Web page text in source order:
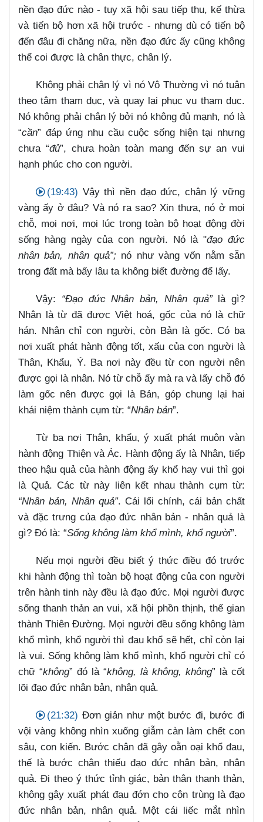
nền đạo đức nào - tuy xã hội sau tiếp thu, kế thừa
và tiến bộ hơn xã hội trước - nhưng dù có tiến bộ
đến đâu đi chăng nữa, nền đạo đức ấy cũng không
thể coi được là chân thực, chân lý.
Không phải chân lý vì nó Vô Thường vì nó tuân
theo tâm tham dục, và quay lại phục vụ tham dục.
Nó không phải chân lý bởi nó không đủ mạnh, nó là
“cần” đáp ứng nhu cầu cuộc sống hiện tại nhưng
chưa “đủ”, chưa hoàn toàn mang đến sự an vui
hạnh phúc cho con người.
(19:43) Vậy thì nền đạo đức, chân lý vững
vàng ấy ở đâu? Và nó ra sao? Xin thưa, nó ở mọi
chỗ, mọi nơi, mọi lúc trong toàn bộ hoạt động đời
sống hàng ngày của con người. Nó là "đạo đức
nhân bản, nhân quả”; nó như vàng vốn nằm sẵn
trong đất mà bấy lâu ta không biết đường để lấy.
Vậy: “Đạo đức Nhân bản, Nhân quả”là gì?
Nhân là từ đã được Việt hoá, gốc của nó là chữ
hán. Nhân chỉ con người, còn Bản là gốc. Có ba
nơi xuất phát hành động tốt, xấu của con người là
Thân, Khẩu, Ý. Ba nơi này đều từ con người nên
được gọi là nhân. Nó từ chỗ ấy mà ra và lấy chỗ đó
làm gốc nên được gọi là Bản, góp chung lại hai
khái niệm thành cụm từ: “Nhân bản”.
Từ ba nơi Thân, khẩu, ý xuất phát muôn vàn
hành động Thiện và Ác. Hành động ấy là Nhân, tiếp
theo hậu quả của hành động ấy khổ hay vui thì gọi
là Quả. Các từ này liên kết nhau thành cụm từ:
“Nhân bản, Nhân quả”. Cái lối chính, cái bản chất
và đặc trưng của đạo đức nhân bản - nhân quả là
gì? Đó là: “Sống không làm khổ mình, khổ người”.
Nếu mọi người đều biết ý thức điều đó trước
khi hành động thì toàn bộ hoạt động của con người
trên hành tinh này đều là đạo đức. Mọi người được
sống thanh thản an vui, xã hội phồn thịnh, thế gian
thành Thiên Đường. Mọi người đều sống không làm
khổ mình, khổ người thì đau khổ sẽ hết, chỉ còn lại
là vui. Sống không làm khổ mình, khổ người chỉ có
chữ “không” đó là “không, là không, không” là cốt
lõi đạo đức nhân bản, nhân quả.
(21:32) Đơn giản như một bước đi, bước đi
vội vàng không nhìn xuống giẫm càn làm chết con
sâu, con kiến. Bước chân đã gây oằn oại khổ đau,
thế là bước chân thiếu đạo đức nhân bản, nhân
quả. Đi theo ý thức tỉnh giác, bản thân thanh thản,
không gây xuất phát đau đớn cho côn trùng là đạo
đức nhân bản, nhân quả. Một cái liếc mắt nhìn